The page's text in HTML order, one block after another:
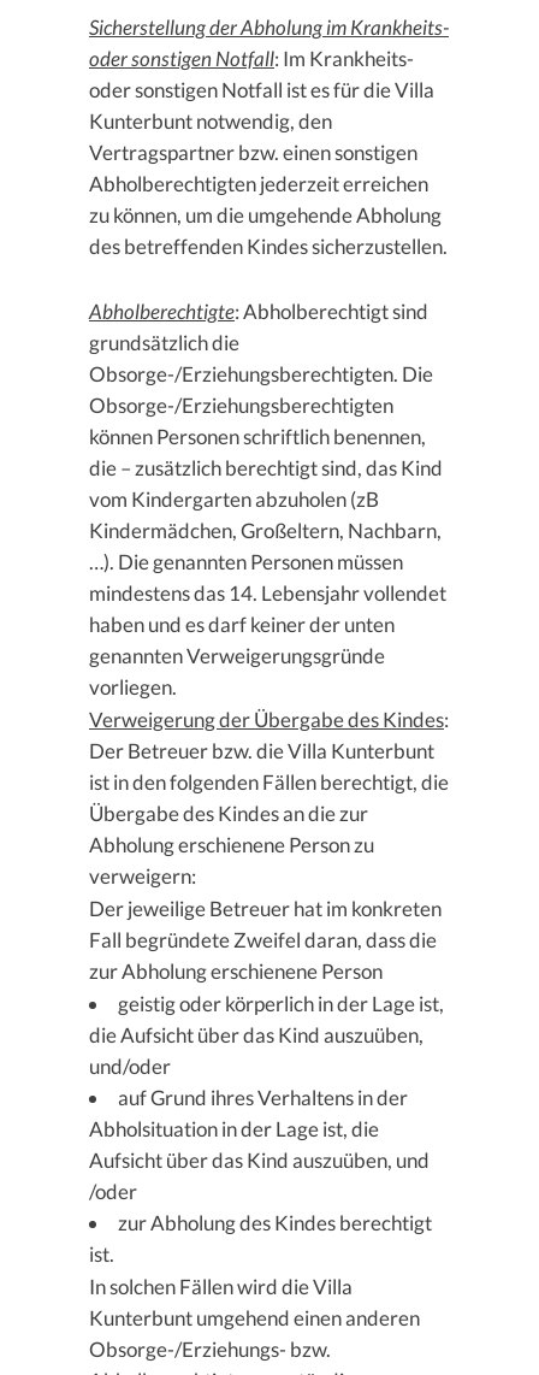
Sicherstellung der Abholung im Krankheits-
oder sonstigen Notfall: Im Krankheits-
oder sonstigen Notfall ist es für die Villa
Kunterbunt notwendig, den
Vertragspartner bzw. einen sonstigen
Abholberechtigten jederzeit erreichen
zu können, um die umgehende Abholung
des betreffenden Kindes sicherzustellen.
Abholberechtigte: Abholberechtigt sind
grundsätzlich die
Obsorge-/Erziehungsberechtigten. Die
Obsorge-/Erziehungsberechtigten
können Personen schriftlich benennen,
die – zusätzlich berechtigt sind, das Kind
vom Kindergarten abzuholen (zB
Kindermädchen, Großeltern, Nachbarn,
…). Die genannten Personen müssen
mindestens das 14. Lebensjahr vollendet
haben und es darf keiner der unten
genannten Verweigerungsgründe
vorliegen.
Verweigerung der Übergabe des Kindes:
Der Betreuer bzw. die Villa Kunterbunt
ist in den folgenden Fällen berechtigt, die
Übergabe des Kindes an die zur
Abholung erschienene Person zu
verweigern:
Der jeweilige Betreuer hat im konkreten
Fall begründete Zweifel daran, dass die
zur Abholung erschienene Person
geistig oder körperlich in der Lage ist,
die Aufsicht über das Kind auszuüben,
und/oder
auf Grund ihres Verhaltens in der
Abholsituation in der Lage ist, die
Aufsicht über das Kind auszuüben, und
/oder
zur Abholung des Kindes berechtigt
ist.
In solchen Fällen wird die Villa
Kunterbunt umgehend einen anderen
Obsorge-/Erziehungs- bzw.